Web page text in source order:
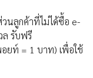
นลูกค้าที่ไม่ได้ซื้อ e-
ล รับฟรี
ยท์ = 1 บาท) เพื่อใช้